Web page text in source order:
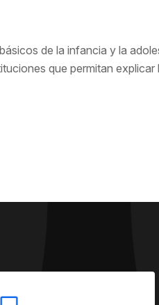
de la infancia y la
que permitan